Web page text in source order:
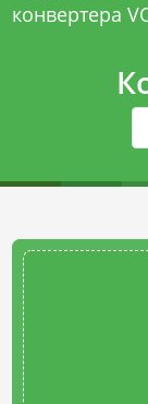
конвертера